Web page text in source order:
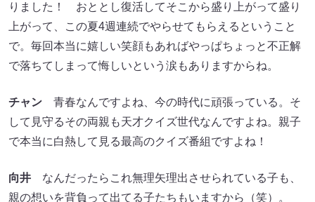
りました！ おととし復活してそこから盛り上がって盛り
上がって、この夏4週連続でやらせてもらえるということ
で。毎回本当に嬉しい笑顔もあればやっぱちょっと不正解
で落ちてしまって悔しいという涙もありますからね。
チャン 青春なんですよね、今の時代に頑張っている。そ
して見守るその両親も天才クイズ世代なんですよね。親子
で本当に白熱して見る最高のクイズ番組ですよね！
向井 なんだったらこれ無理矢理出させられている子も、
親の想いを背負って出てる子たちもいますから（笑）。